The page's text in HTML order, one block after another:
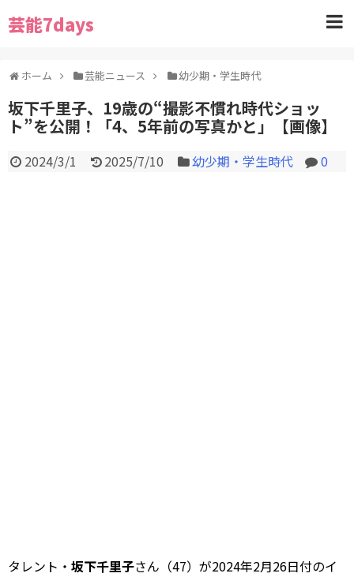
芸能7days
ホーム 芸能ニュース 幼少期・学生時代
坂下千里子、19歳の“撮影不慣れ時代ショッ
ト”を公開！「4、5年前の写真かと」【画像】
2024/3/1 2025/7/10 幼少期・学生時代 0
タレント・ 坂下千里子さん（47）が2024年2月26日付のイ